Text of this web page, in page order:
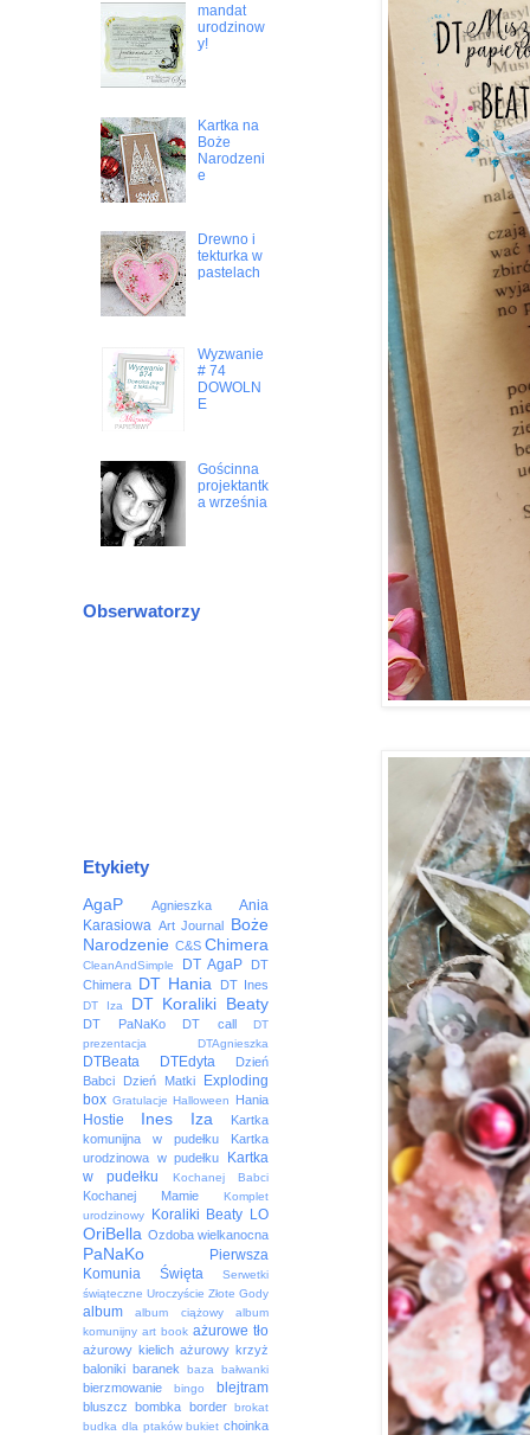
mandat
urodzinow
y!
Kartka na
Boże
Narodzeni
e
Drewno i
tekturka w
pastelach
Wyzwanie
# 74
DOWOLN
E
Gościnna
projektantk
a września
Obserwatorzy
Etykiety
AgaP Agnieszka
Ania
Karasiowa Art Journal
Boże
Narodzenie C&S Chimera
CleanAndSimple DT AgaP
DT
Chimera DT Hania DT Ines
DT Iza DT Koraliki Beaty
DT PaNaKo DT call
DT
prezentacja
DTAgnieszka
DTBeata DTEdyta
Dzień
Babci
Dzień Matki
Exploding
box Gratulacje Halloween Hania
Hostie Ines Iza
Kartka
komunijna w pudełku
Kartka
urodzinowa w pudełku
Kartka
w pudełku
Kochanej Babci
Kochanej Mamie
Komplet
urodzinowy
Koraliki Beaty LO
OriBella Ozdoba wielkanocna
PaNaKo
Pierwsza
Komunia Święta
Serwetki
świąteczne Uroczyście Złote Gody
album album ciążowy
album
komunijny art book ażurowe tło
ażurowy kielich ażurowy krzyż
baloniki baranek baza bałwanki
bierzmowanie bingo blejtram
bluszcz bombka border brokat
budka dla ptaków bukiet choinka